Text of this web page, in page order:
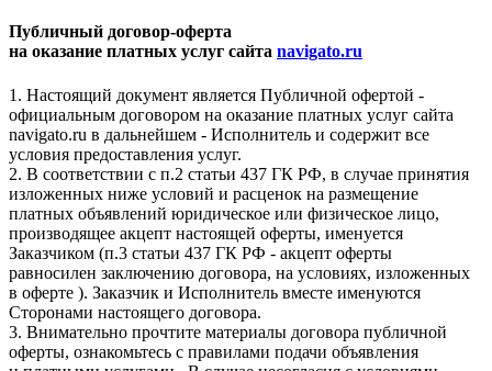
Публичный договор-оферта
на оказание платных услуг сайта navigato.ru
1. Настоящий документ является Публичной офертой -
официальным договором на оказание платных услуг сайта
navigato.ru в дальнейшем - Исполнитель и содержит все
условия предоставления услуг.
2. В соответствии с п.2 статьи 437 ГК РФ, в случае принятия
изложенных ниже условий и расценок на размещение
платных объявлений юридическое или физическое лицо,
производящее акцепт настоящей оферты, именуется
Заказчиком (п.3 статьи 437 ГК РФ - акцепт оферты
равносилен заключению договора, на условиях, изложенных
в оферте ). Заказчик и Исполнитель вместе именуются
Сторонами настоящего договора.
3. Внимательно прочтите материалы договора публичной
оферты, ознакомьтесь с правилами подачи объявления